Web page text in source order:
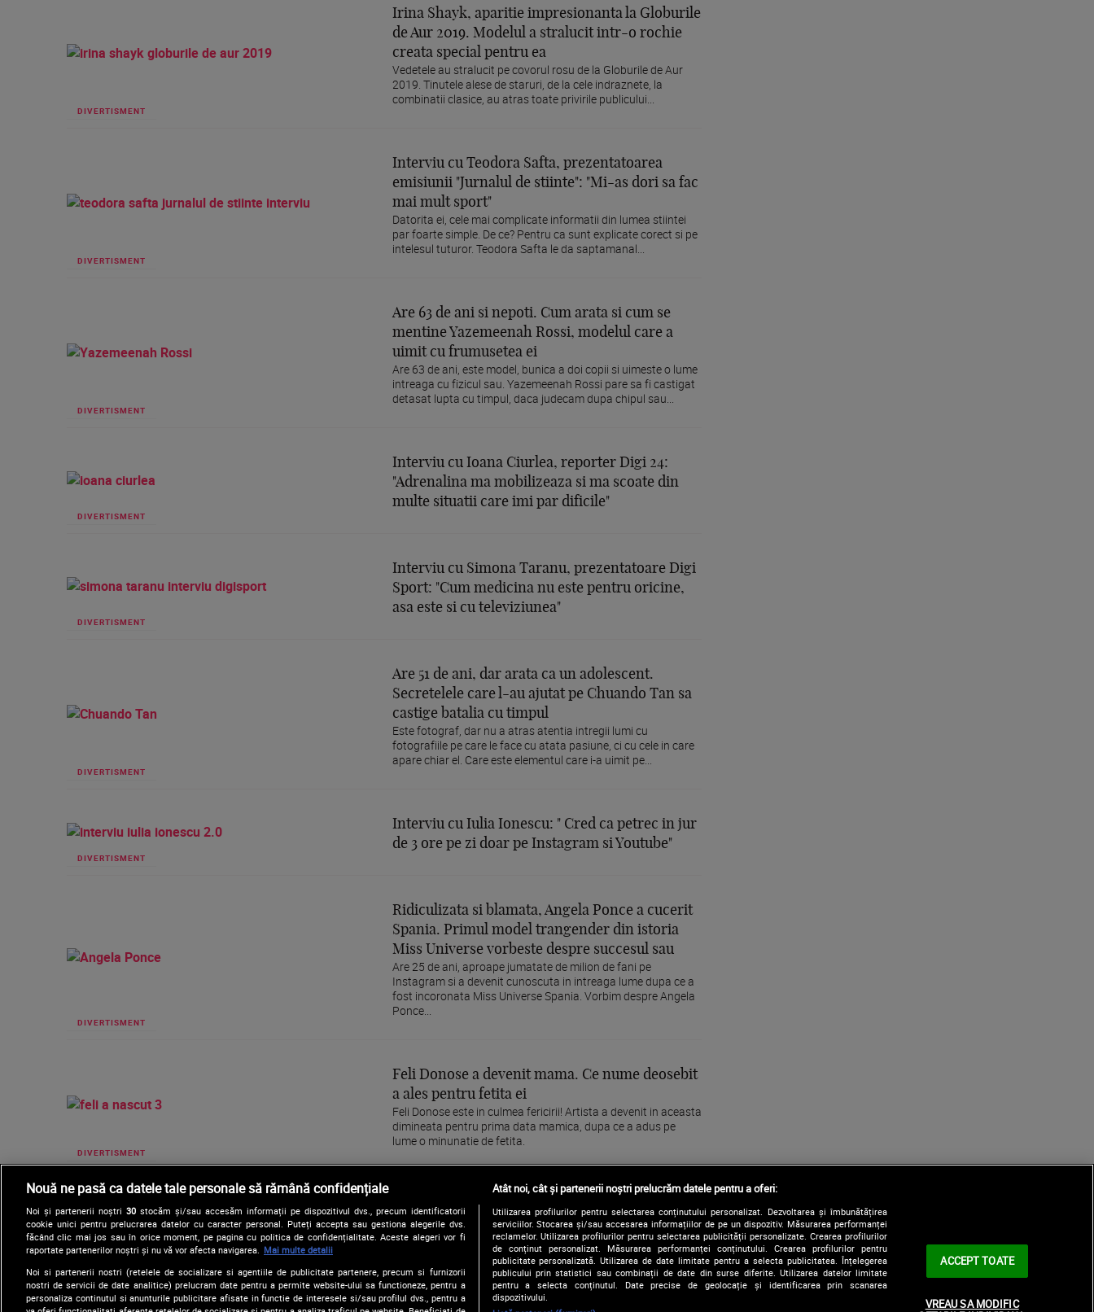
DIVERTISMENT
Irina Shayk, aparitie impresionanta la Globurile
de Aur 2019. Modelul a stralucit intr-o rochie
creata special pentru ea
Vedetele au stralucit pe covorul rosu de la Globurile de Aur
2019. Tinutele alese de staruri, de la cele indraznete, la
combinatii clasice, au atras toate privirile publicului...
DIVERTISMENT
Interviu cu Teodora Safta, prezentatoarea
emisiunii "Jurnalul de stiinte": "Mi-as dori sa fac
mai mult sport"
Datorita ei, cele mai complicate informatii din lumea stiintei
par foarte simple. De ce? Pentru ca sunt explicate corect si pe
intelesul tuturor. Teodora Safta le da saptamanal...
DIVERTISMENT
Are 63 de ani si nepoti. Cum arata si cum se
mentine Yazemeenah Rossi, modelul care a
uimit cu frumusetea ei
Are 63 de ani, este model, bunica a doi copii si uimeste o lume
intreaga cu fizicul sau. Yazemeenah Rossi pare sa fi castigat
detasat lupta cu timpul, daca judecam dupa chipul sau...
DIVERTISMENT
Interviu cu Ioana Ciurlea, reporter Digi 24:
"Adrenalina ma mobilizeaza si ma scoate din
multe situatii care imi par dificile"
DIVERTISMENT
Interviu cu Simona Taranu, prezentatoare Digi
Sport: "Cum medicina nu este pentru oricine,
asa este si cu televiziunea"
DIVERTISMENT
Are 51 de ani, dar arata ca un adolescent.
Secretelele care l-au ajutat pe Chuando Tan sa
castige batalia cu timpul
Este fotograf, dar nu a atras atentia intregii lumi cu
fotografiile pe care le face cu atata pasiune, ci cu cele in care
apare chiar el. Care este elementul care i-a uimit pe...
DIVERTISMENT
Interviu cu Iulia Ionescu: " Cred ca petrec in jur
de 3 ore pe zi doar pe Instagram si Youtube"
DIVERTISMENT
Ridiculizata si blamata, Angela Ponce a cucerit
Spania. Primul model trangender din istoria
Miss Universe vorbeste despre succesul sau
Are 25 de ani, aproape jumatate de milion de fani pe
Instagram si a devenit cunoscuta in intreaga lume dupa ce a
fost incoronata Miss Universe Spania. Vorbim despre Angela
Ponce...
DIVERTISMENT
Feli Donose a devenit mama. Ce nume deosebit
a ales pentru fetita ei
Feli Donose este in culmea fericirii! Artista a devenit in aceasta
dimineata pentru prima data mamica, dupa ce a adus pe
lume o minunatie de fetita.
120 121 122 123 124 125
Nouă ne pasă ca datele tale personale să rămână confidențiale
Noi și partenerii noștri 30stocăm și/sau accesăm informații pe dispozitivul dvs., precum identificatorii
cookie unici pentru prelucrarea datelor cu caracter personal. Puteți accepta sau gestiona alegerile dvs.
făcând clic mai jos sau în orice moment, pe pagina cu politica de confidențialitate. Aceste alegeri vor fi
raportate partenerilor noștri și nu vă vor afecta navigarea. Mai multe detalii
Noi si partenerii nostri (retelele de socializare si agentiile de publicitate partenere, precum si furnizorii
nostri de servicii de date analitice) prelucram date pentru a permite website-ului sa functioneze, pentru a
personaliza continutul si anunturile publicitare afisate in functie de interesele si/sau profilul dvs., pentru a
Atât noi, cât și partenerii noștri prelucrăm datele pentru a oferi:
Utilizarea profilurilor pentru selectarea conținutului personalizat. Dezvoltarea și îmbunătățirea
serviciilor. Stocarea și/sau accesarea informațiilor de pe un dispozitiv. Măsurarea performanței
reclamelor. Utilizarea profilurilor pentru selectarea publicității personalizate. Crearea profilurilor
de conținut personalizat. Măsurarea performanței conținutului. Crearea profilurilor pentru
publicitate personalizată. Utilizarea de date limitate pentru a selecta publicitatea. Înțelegerea
publicului prin statistici sau combinații de date din surse diferite. Utilizarea datelor limitate
pentru a selecta conținutul. Date precise de geolocație și identificarea prin scanarea
dispozitivului.
ACCEPT TOATE
VREAU SA MODIFIC